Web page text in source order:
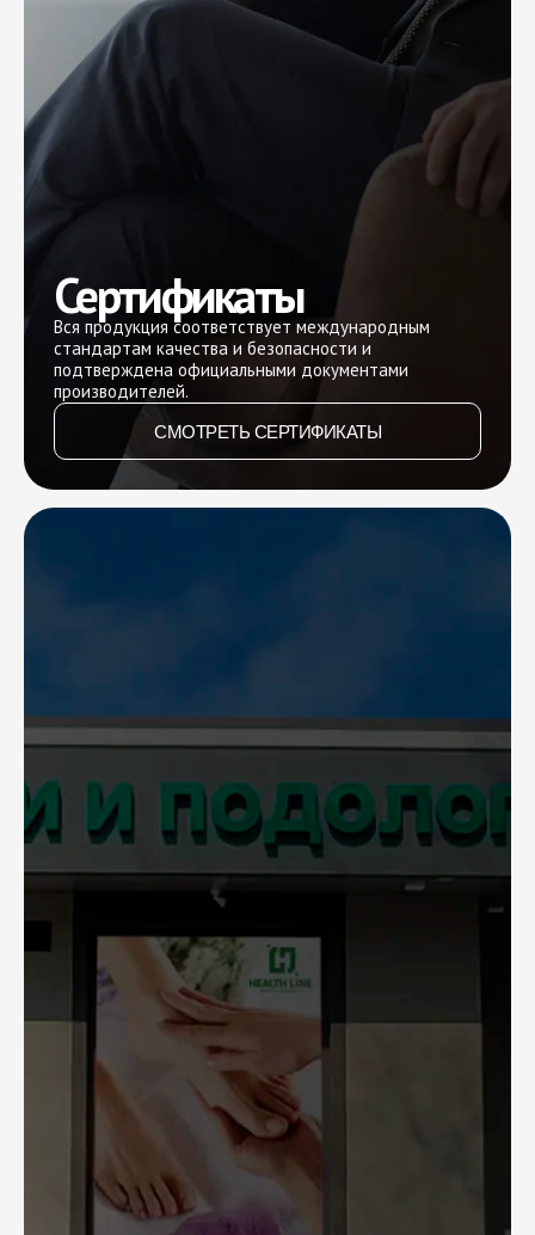
Сертификаты
Вся продукция соответствует международным
стандартам качества и безопасности и
подтверждена официальными документами
производителей.
СМОТРЕТЬ СЕРТИФИКАТЫ